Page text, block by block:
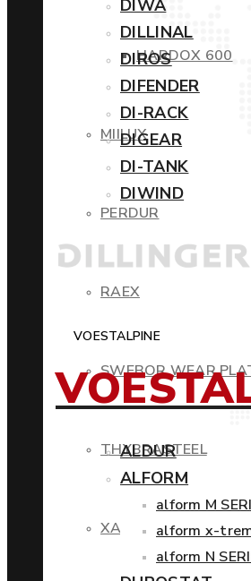
HARDOX 600
MIILUX
PERDUR
RAEX
SWEBOR WEAR
THYBRASTEEL
XAR
DIWA
DILLINAL
DIROS
DIFENDER
DI-RACK
DIGEAR
DI-TANK
DIWIND
VOESTALPINE
ALDUR
ALFORM
alform M
alform x-
alform N